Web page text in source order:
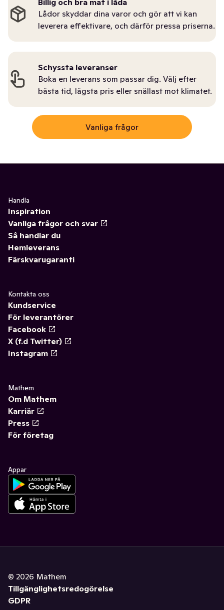
Lådor skyddar dina varor och gör att vi kan
leverera effektivare, och därför pressa priserna.
Schyssta leveranser
Boka en leverans som passar dig. Välj efter
bästa tid, lägsta pris eller snällast mot klimatet.
Vanliga frågor
Handla
Inspiration
Vanliga frågor och svar
Så handlar du
Hemleverans
Färskvarugaranti
Kontakta oss
Kundservice
För leverantörer
Facebook
X (f.d Twitter)
Instagram
Mathem
Om Mathem
Karriär
Press
För företag
Appar
© 2026 Mathem
Tillgänglighetsredogörelse
GDPR